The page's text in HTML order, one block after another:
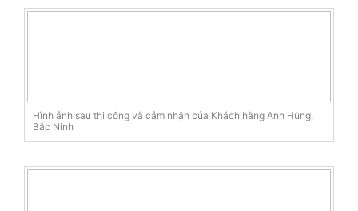
Hình ảnh sau thi công và cảm nhận của Khách hàng Anh Hùng,
Bắc Ninh